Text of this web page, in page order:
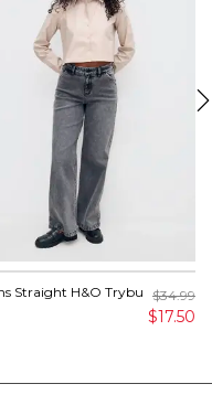
Straight H&O Trybu $34.99
$17.50